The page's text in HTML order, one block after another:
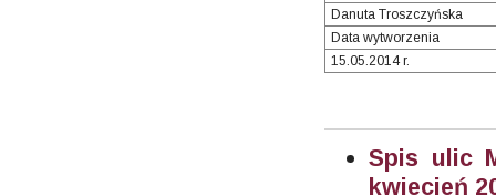
Danuta Troszczyńska
Data wytworzenia
15.05.2014 r.
Spis ulic
kwiecień